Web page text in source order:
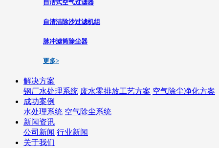
自洁式空气过滤器
自清洁除沙过滤机组
脉冲滤筒除尘器
更多>
解决方案
钢厂水处理系统 废水零排放工艺方案 空气除尘净化方案
成功案例
水处理系统 空气除尘系统
新闻资讯
公司新闻 行业新闻
关于我们